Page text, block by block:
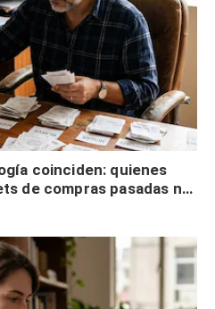
coinciden: quienes
de compras pasadas no
tienen necesidad de